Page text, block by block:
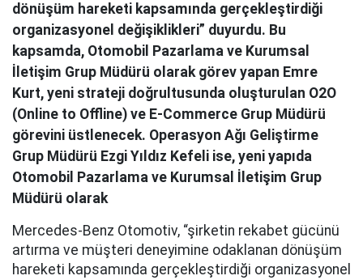
dönüşüm hareketi kapsamında gerçekleştirdiği
organizasyonel değişiklikleri” duyurdu. Bu
kapsamda, Otomobil Pazarlama ve Kurumsal
İletişim Grup Müdürü olarak görev yapan Emre
Kurt, yeni strateji doğrultusunda oluşturulan O2O
(Online to Offline) ve E-Commerce Grup Müdürü
görevini üstlenecek. Operasyon Ağı Geliştirme
Grup Müdürü Ezgi Yıldız Kefeli ise, yeni yapıda
Otomobil Pazarlama ve Kurumsal İletişim Grup
Müdürü olarak
Mercedes-Benz Otomotiv, “şirketin rekabet gücünü
artırma ve müşteri deneyimine odaklanan dönüşüm
hareketi kapsamında gerçekleştirdiği organizasyonel